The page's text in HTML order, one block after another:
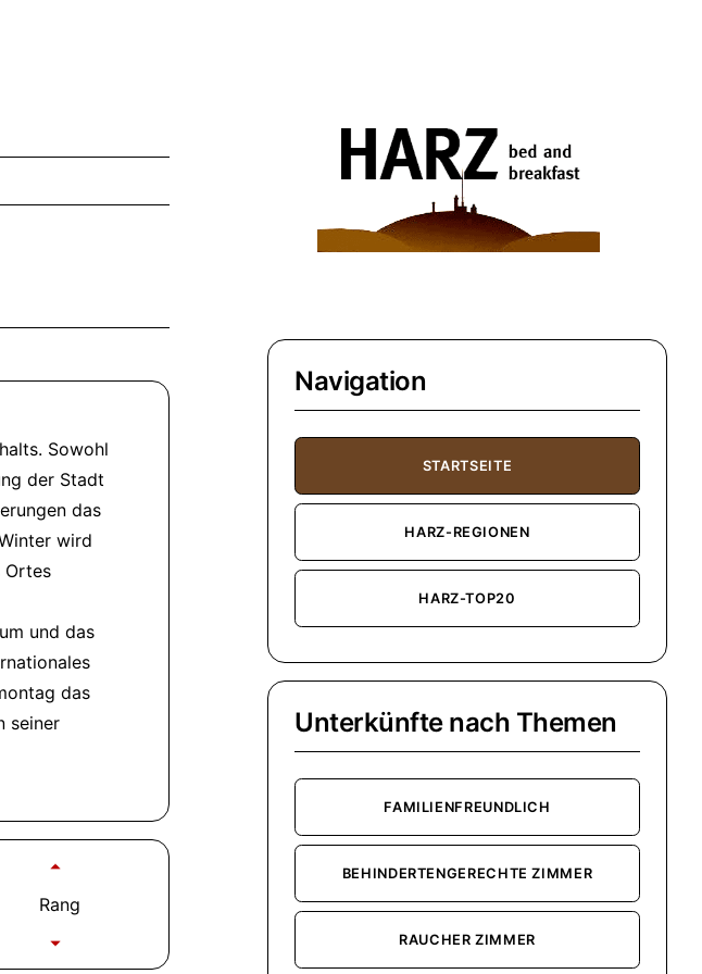
Sowohl
der Stadt
das
wird
Ortes
und das
das
seiner
Rang
Navigation
STARTSEITE
HARZ-REGIONEN
HARZ-TOP20
Unterkünfte nach Themen
FAMILIENFREUNDLICH
BEHINDERTENGERECHTE ZIMMER
RAUCHER ZIMMER